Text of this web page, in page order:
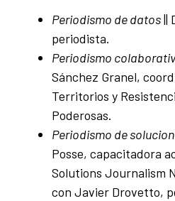
Periodismo de datos||
periodista.
Periodismo
Sánchez Granel,
Territorios y
Poderosas.
Periodismo de
Posse, capacitadora
Solutions Journalism
con Javier Drovetto,